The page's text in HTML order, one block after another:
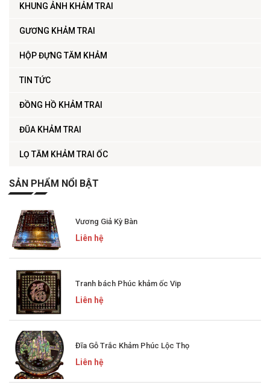
KHUNG ẢNH KHẢM TRAI
GƯƠNG KHẢM TRAI
HỘP ĐỰNG TĂM KHẢM
TIN TỨC
ĐỒNG HỒ KHẢM TRAI
ĐŨA KHẢM TRAI
LỌ TĂM KHẢM TRAI ỐC
SẢN PHẨM NỔI BẬT
Vương Giả Kỳ Bàn
Liên hệ
Tranh bách Phúc khảm ốc Vip
Liên hệ
Đĩa Gỗ Trắc Khảm Phúc Lộc Thọ
Liên hệ